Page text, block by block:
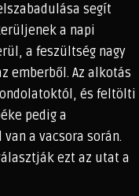
segít
a napi
a feszültség nagy
emberből. Az alkotás
és feltölti
pedig a
a vacsora során.
ezt az utat a